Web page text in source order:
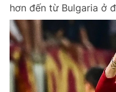
hơn đến từ Bulgaria ở